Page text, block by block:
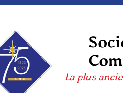
La plus